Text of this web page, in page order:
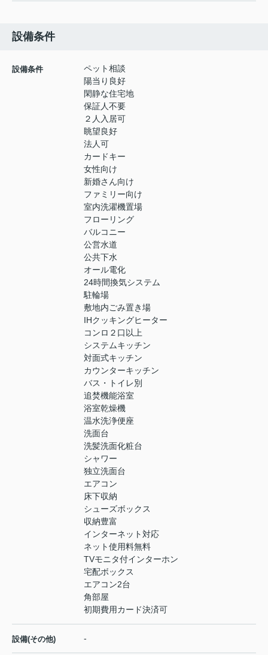
設備条件
設備条件
ペット相談
陽当り良好
閑静な住宅地
保証人不要
２人入居可
眺望良好
法人可
カードキー
女性向け
新婚さん向け
ファミリー向け
室内洗濯機置場
フローリング
バルコニー
公営水道
公共下水
オール電化
24時間換気システム
駐輪場
敷地内ごみ置き場
IHクッキングヒーター
コンロ２口以上
システムキッチン
対面式キッチン
カウンターキッチン
バス・トイレ別
追焚機能浴室
浴室乾燥機
温水洗浄便座
洗面台
洗髪洗面化粧台
シャワー
独立洗面台
エアコン
床下収納
シューズボックス
収納豊富
インターネット対応
ネット使用料無料
TVモニタ付インターホン
宅配ボックス
エアコン2台
角部屋
初期費用カード決済可
設備(その他) -